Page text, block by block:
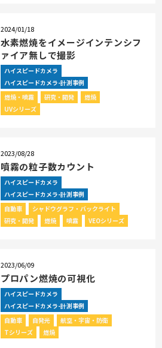
2024/01/18
水素燃焼をイメージインテンシフ
ァイア無しで撮影
ハイスピードカメラ
ハイスピードカメラ-計測事例
燃焼・噴霧
研究・開発
燃焼
UVシリーズ
2023/08/28
噴霧の粒子数カウント
ハイスピードカメラ
ハイスピードカメラ-計測事例
自動車
シャドウグラフ・バックライト
研究・開発
燃焼 噴霧 VEOシリーズ
2023/06/09
プロパン燃焼の可視化
ハイスピードカメラ
ハイスピードカメラ-計測事例
自動車
自発光
航空・宇宙・防衛
Tシリーズ
燃焼